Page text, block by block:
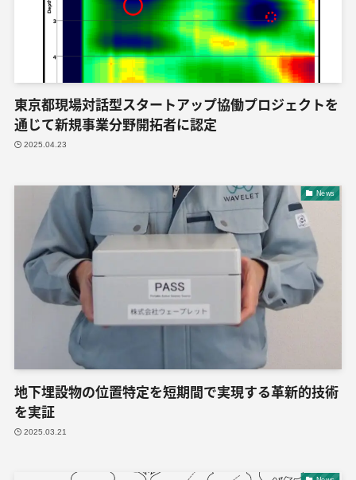
東京都現場対話型スタートアップ協働プロジェクトを
通じて新規事業分野開拓者に認定
2025.04.23
News
地下埋設物の位置特定を短期間で実現する革新的技術
を実証
2025.03.21